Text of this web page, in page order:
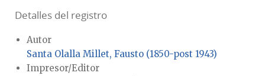
Detalles del registro
Autor
Santa Olalla Millet, Fausto (1850-post 1943)
Impresor/Editor